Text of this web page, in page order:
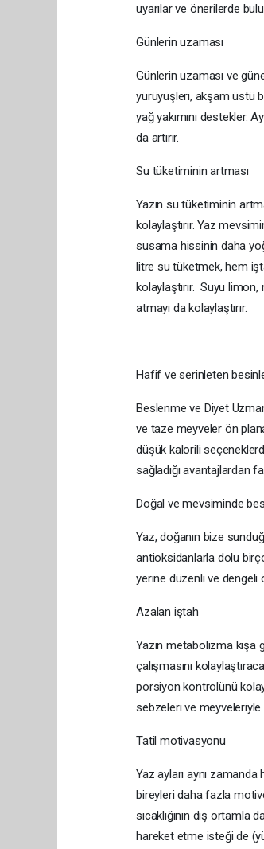
uyarılar ve önerilerde
Günlerin uzaması
Günlerin uzaması ve
yürüyüşleri, akşam üstü
yağ yakımını destekler.
da artırır.
Su tüketiminin artması
Yazın su tüketiminin
kolaylaştırır. Yaz
susama hissinin daha
litre su tüketmek, hem
kolaylaştırır. Suyu
atmayı da kolaylaştırır.
Hafif ve serinleten
Beslenme ve Diyet
ve taze meyveler ön
düşük kalorili
sağladığı avantajlardan
Doğal ve mevsiminde
Yaz, doğanın bize
antioksidanlarla dolu
yerine düzenli ve
Azalan iştah
Yazın metabolizma
çalışmasını
porsiyon kontrolünü
sebzeleri ve
Tatil motivasyonu
Yaz ayları aynı
bireyleri daha fazla
sıcaklığının dış
hareket etme isteği de